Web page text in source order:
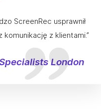
ScreenRec usprawnił
z klientami.”
London